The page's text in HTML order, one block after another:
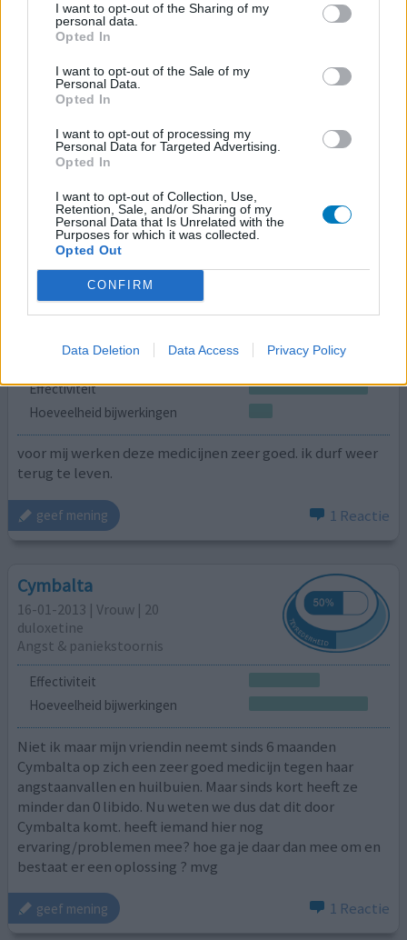
I want to opt-out of the Sharing of my
personal data.
Opted In
I want to opt-out of the Sale of my
Personal Data.
Opted In
I want to opt-out of processing my
Personal Data for Targeted Advertising.
Opted In
I want to opt-out of Collection, Use,
Retention, Sale, and/or Sharing of my
Personal Data that Is Unrelated with the
Purposes for which it was collected.
Opted Out
CONFIRM
Data Deletion Data Access Privacy Policy
Hoeveelheid bijwerkingen
Daarnaast slik ik nog 20 mg. Paroxetine , het is de
bedoeling dat ik deze tzt ga afbouwen als de Cymbalta
en kan mij daar wat over vertellen ? Verder zou ik graag
positieve verhalen willen horen over Cymbalta en dan
geef mening 2 reacties
Cymbalta
27-11-2014 | Vrouw | 38
Angst & paniekstoornis
Effectiviteit
Hoeveelheid bijwerkingen
voor mij werken deze medicijnen zeer goed. ik durf weer
terug te leven.
geef mening 1 Reactie
Cymbalta
16-01-2013 | Vrouw | 20
duloxetine
Angst & paniekstoornis
Effectiviteit
Hoeveelheid bijwerkingen
Niet ik maar mijn vriendin neemt sinds 6 maanden
Cymbalta op zich een zeer goed medicijn tegen haar
angstaanvallen en huilbuien. Maar sinds kort heeft ze
minder dan 0 libido. Nu weten we dus dat dit door
Cymbalta komt. heeft iemand hier nog
ervaring/problemen mee? hoe ga je daar dan mee om en
bestaat er een oplossing ? mvg
geef mening 1 Reactie